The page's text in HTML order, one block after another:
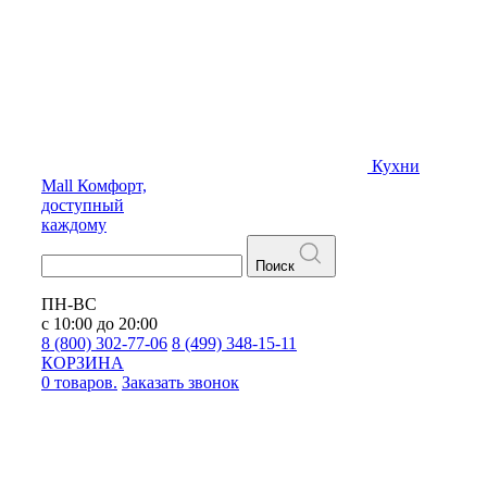
Кухни
Mall Комфорт,
доступный
каждому
Поиск
ПН-ВС
с 10:00 до 20:00
8 (800) 302-77-06 8 (499) 348-15-11
КОРЗИНА
0 товаров. Заказать звонок